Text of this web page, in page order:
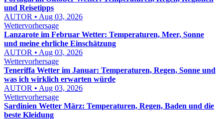
und Reisetipps
AUTOR • Aug 03, 2026
Wettervorhersage
Lanzarote im Februar Wetter: Temperaturen, Meer, Sonne
und meine ehrliche Einschätzung
AUTOR • Aug 03, 2026
Wettervorhersage
Teneriffa Wetter im Januar: Temperaturen, Regen, Sonne und
was ich wirklich erwarten würde
AUTOR • Aug 03, 2026
Wettervorhersage
Sardinien Wetter März: Temperaturen, Regen, Baden und die
beste Kleidung